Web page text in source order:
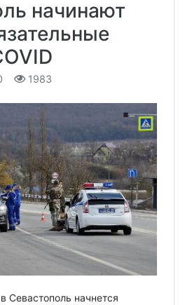
начинают
1983
Севастополь начнется